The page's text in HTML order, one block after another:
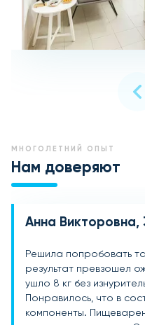
МНОГОЛЕТНИЙ ОПЫТ
Нам доверяют
Анна Викторовна,
Решила попробовать
результат превзошел
ушло 8 кг без
Понравилось, что в
компоненты.
Игорь Сергеевич,
Сидячий образ жизни и
набору веса, и я
средствам. БАДы из
обмен веществ, вес
За четыре месяца минус
Мария
После беременности
форму. Подруга
похудения, и я
6 кг за два месяца,
исчезла тяжесть после